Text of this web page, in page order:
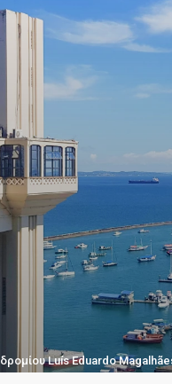
Αεροδρόμιο Porto Alegre